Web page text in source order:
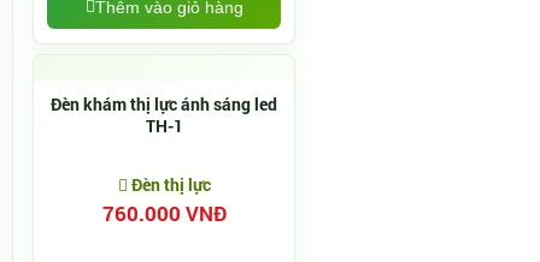
Thêm vào giỏ hàng
Đèn khám thị lực ánh sáng led
TH-1
Đèn thị lực
760.000 VNĐ